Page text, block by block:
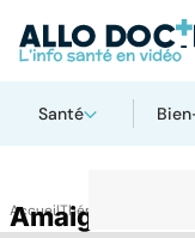
Santé
AccueilThématiques